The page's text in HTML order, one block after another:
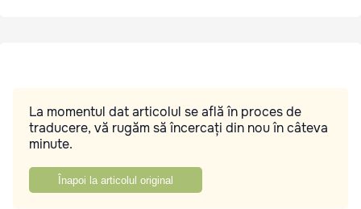
La momentul dat articolul se află în proces de
traducere, vă rugăm să încercați din nou în câteva
minute.
Înapoi la articolul original